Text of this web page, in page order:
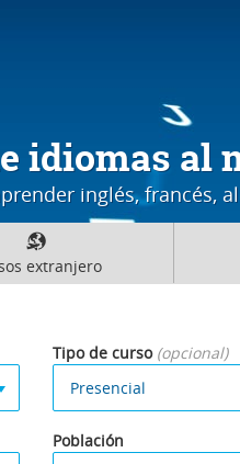
idiomas al
inglés, francés,
extranjero
Tipo de curso (opcional)
Presencial
Población